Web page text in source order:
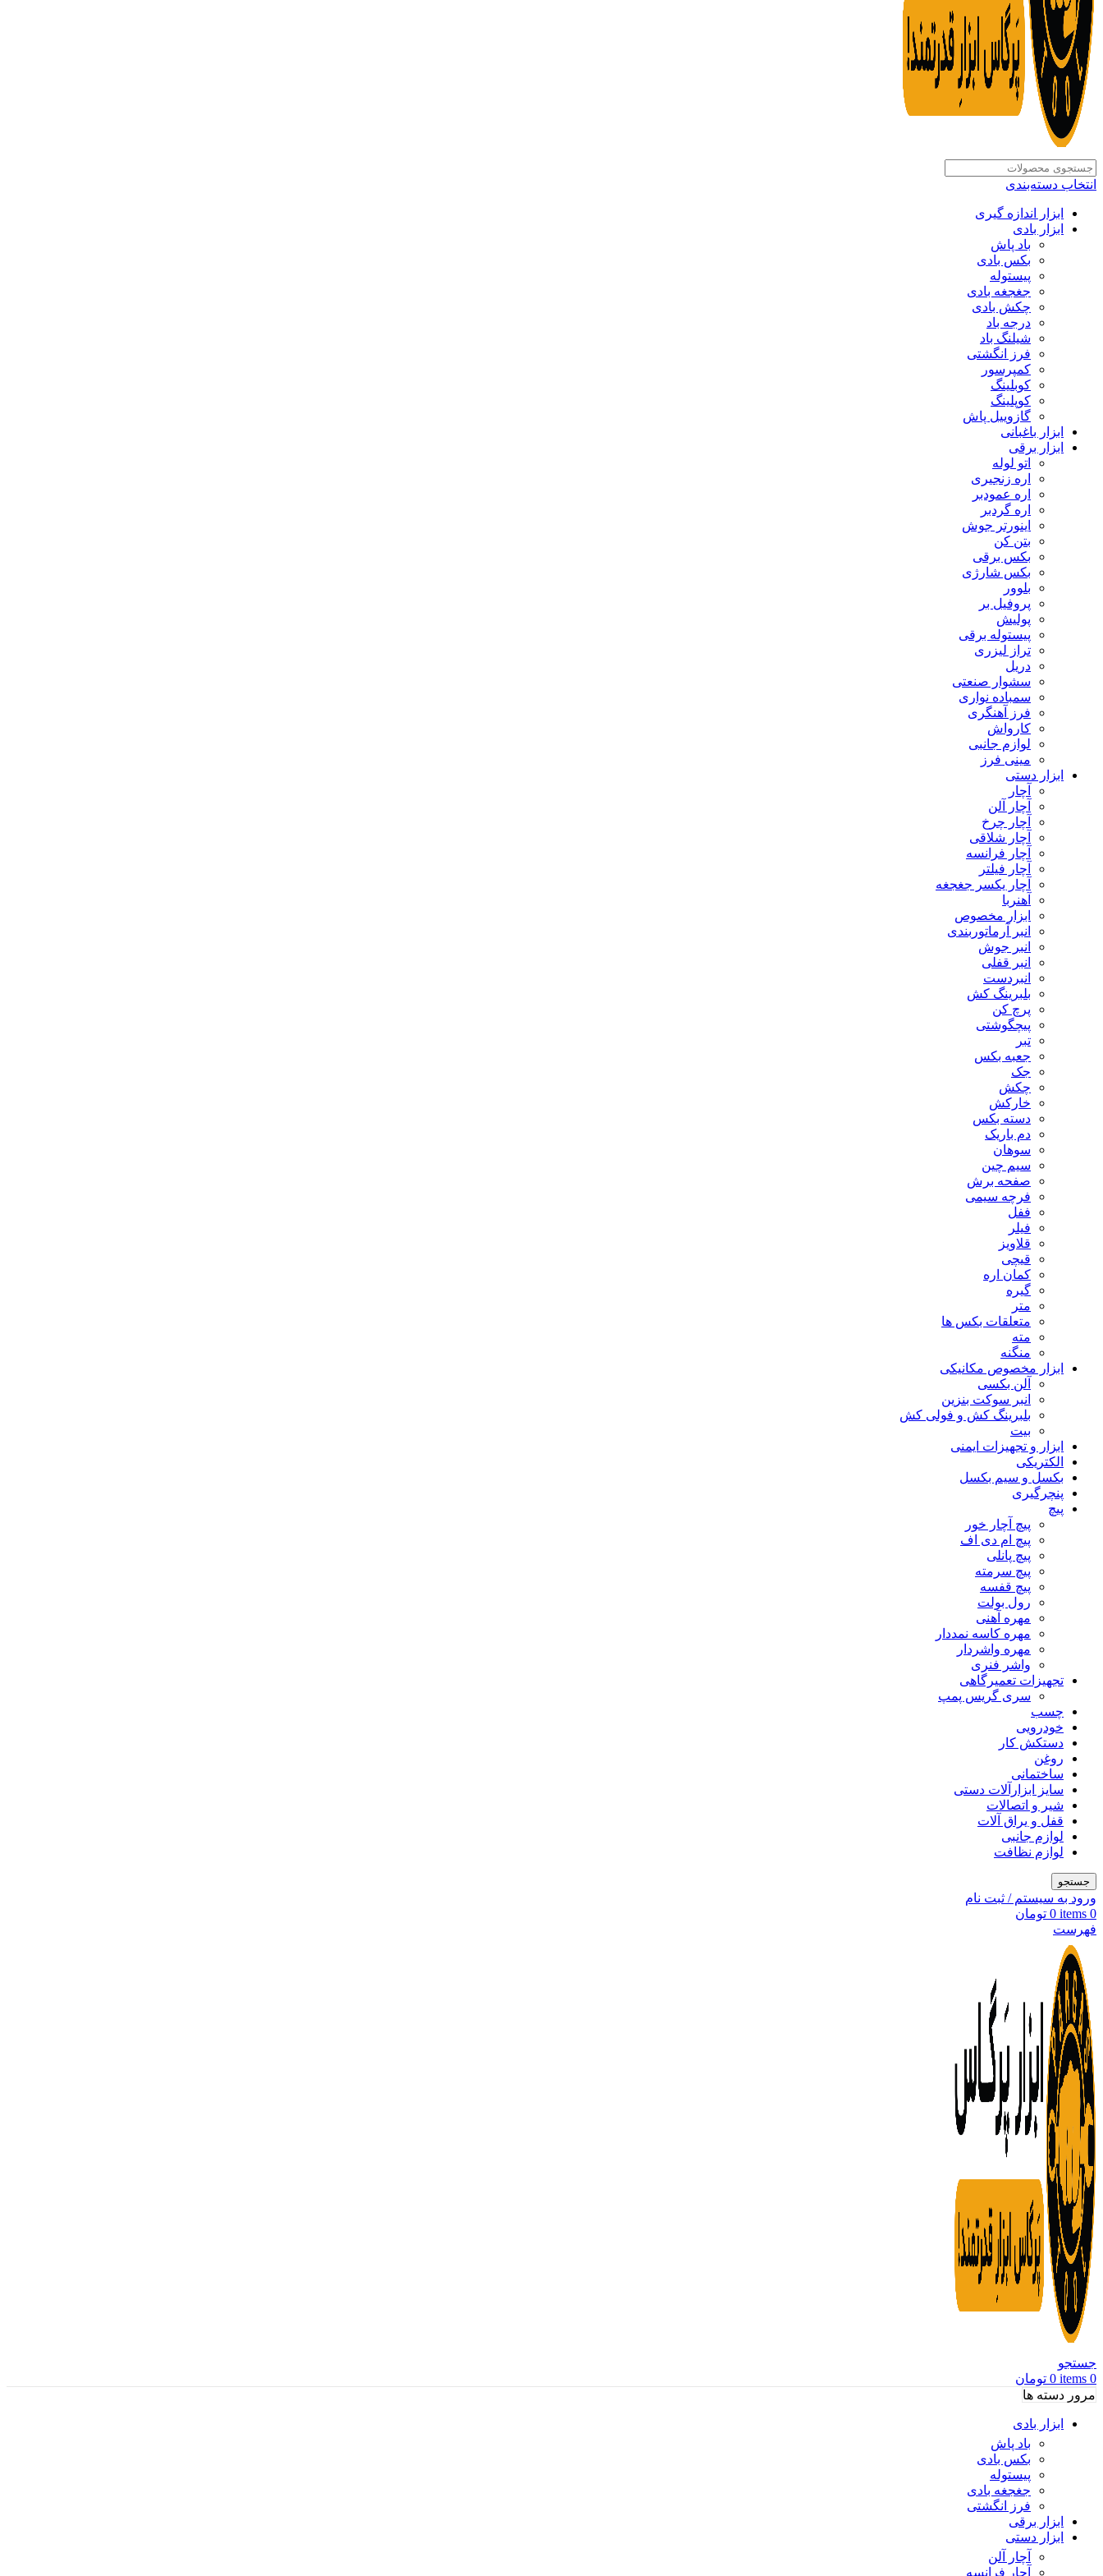
انتخاب دسته‌بندی
ابزار اندازه گیری
ابزار بادی
باد پاش
بکس بادی
پیستوله
جغجغه بادی
چکش بادی
درجه باد
شیلنگ باد
فرز انگشتی
کمپرسور
کوبلینگ
کوپلینگ
گازوییل پاش
ابزار باغبانی
ابزار برقی
اتو لوله
اره زنجیری
اره عمودبر
اره گردبر
اینورتر جوش
بتن کن
بکس برقی
بکس شارژی
بلوور
پروفیل بر
پولیش
پیستوله برقی
تراز لیزری
دریل
سشوار صنعتی
سمباده نواری
فرز آهنگری
کارواش
لوازم جانبی
مینی فرز
ابزار دستی
آچار
آچار آلن
آچار چرخ
آچار شلاقی
آچار فرانسه
آچار فیلتر
آچار یکسر جغجغه
آهنربا
ابزار مخصوص
انبر آرماتوربندی
انبر جوش
انبر قفلی
انبردست
بلبرینگ کش
پرچ کن
پیچگوشتی
تبر
جعبه بکس
جک
چکش
خارکش
دسته بکس
دم باریک
سوهان
سیم چین
صفحه برش
فرچه سیمی
ففل
فیلر
قلاویز
قیچی
کمان اره
گیره
متر
متعلقات بکس ها
مته
منگنه
ابزار مخصوص مکانیکی
آلن بکسی
انبر سوکت بنزین
بلبرینگ کش و فولی کش
بیت
ابزار و تجهیزات ایمنی
الکتریکی
بکسل و سیم بکسل
پنچرگیری
پیچ
پیچ آچار خور
پیچ ام دی اف
پیچ پانلی
پیچ سرمته
پیچ قفسه
رول بولت
مهره آهنی
مهره کاسه نمددار
مهره واشردار
واشر فنری
تجهیزات تعمیرگاهی
سری گریس پمپ
چسب
خودرویی
دستکش کار
روغن
ساختمانی
سایز ابزارآلات دستی
شیر و اتصالات
قفل و یراق آلات
لوازم جانبی
لوازم نظافت
جستجو
ورود به سیستم / ثبت نام
0
items
0 تومان
فهرست
جستجو
0
items
0 تومان
مرور دسته ها
ابزار بادی
باد پاش
بکس بادی
پیستوله
جغجغه بادی
فرز انگشتی
ابزار برقی
ابزار دستی
آچار آلن
آچار فرانسه